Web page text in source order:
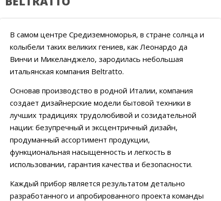
В самом центре Средиземноморья, в стране солнца и
колыбели таких великих гениев, как Леонардо да
Винчи и Микеланджело, зародилась небольшая
итальянская компания Beltratto.
Основав производство в родной Италии, компания
создает дизайнерские модели бытовой техники в
лучших традициях трудолюбивой и созидательной
нации: безупречный и эксцентричный дизайн,
продуманный ассортимент продукции,
функциональная насыщенность и легкость в
использовании, гарантия качества и безопасности.
Каждый прибор является результатом детально
разработанного и апробированного проекта команды